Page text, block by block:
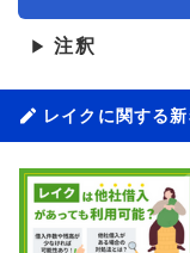
▶ 注釈
レイクに関する